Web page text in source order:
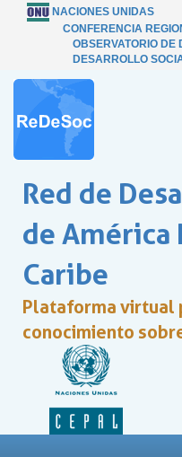
NACIONES UNIDAS
CONFERENCIA
OBSERVATORIO DE
DESARROLLO
Red de
de América
Caribe
Plataforma virtual
conocimiento